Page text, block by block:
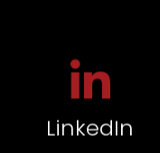
LinkedIn